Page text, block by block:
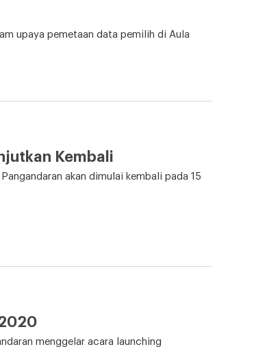
upaya pemetaan data pemilih di Aula
Kembali
akan dimulai kembali pada 15
menggelar acara launching